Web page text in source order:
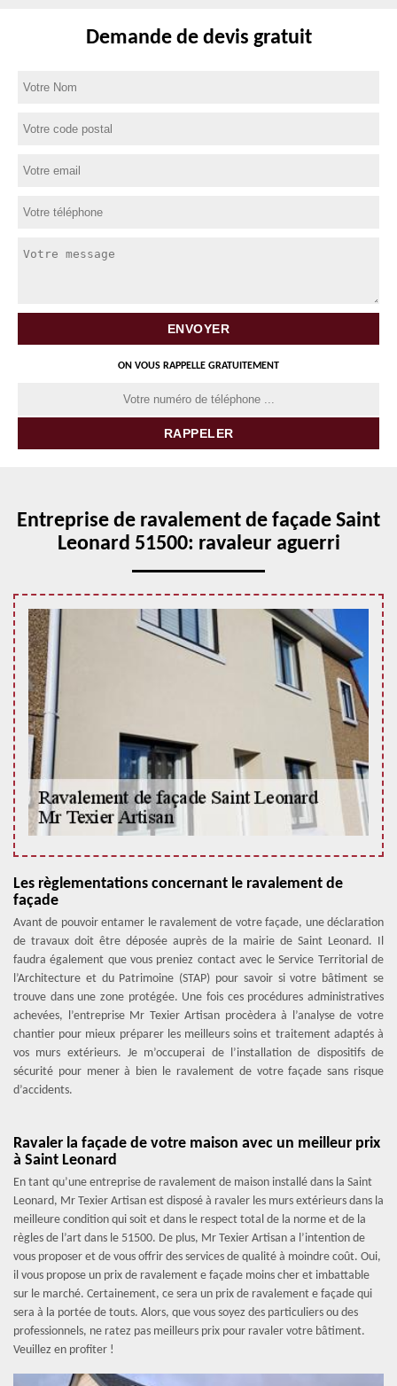
Demande de devis gratuit
ON VOUS RAPPELLE GRATUITEMENT
Entreprise de ravalement de façade Saint
Leonard 51500: ravaleur aguerri
Les règlementations concernant le ravalement de
façade
Avant de pouvoir entamer le ravalement de votre façade, une déclaration
de travaux doit être déposée auprès de la mairie de Saint Leonard. Il
faudra également que vous preniez contact avec le Service Territorial de
l’Architecture et du Patrimoine (STAP) pour savoir si votre bâtiment se
trouve dans une zone protégée. Une fois ces procédures administratives
achevées, l’entreprise Mr Texier Artisan procèdera à l’analyse de votre
chantier pour mieux préparer les meilleurs soins et traitement adaptés à
vos murs extérieurs. Je m’occuperai de l’installation de dispositifs de
sécurité pour mener à bien le ravalement de votre façade sans risque
d’accidents.
Ravaler la façade de votre maison avec un meilleur prix
à Saint Leonard
En tant qu’une entreprise de ravalement de maison installé dans la Saint
Leonard, Mr Texier Artisan est disposé à ravaler les murs extérieurs dans la
meilleure condition qui soit et dans le respect total de la norme et de la
règles de l’art dans le 51500. De plus, Mr Texier Artisan a l’intention de
vous proposer et de vous offrir des services de qualité à moindre coût. Oui,
il vous propose un prix de ravalement e façade moins cher et imbattable
sur le marché. Certainement, ce sera un prix de ravalement e façade qui
sera à la portée de touts. Alors, que vous soyez des particuliers ou des
professionnels, ne ratez pas meilleurs prix pour ravaler votre bâtiment.
Veuillez en profiter !